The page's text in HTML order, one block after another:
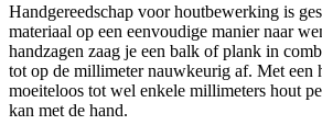
Handgereedschap voor houtbewerking is
materiaal op een eenvoudige manier naar
handzagen zaag je een balk of plank in
tot op de millimeter nauwkeurig af. Met een
moeiteloos tot wel enkele millimeters hout
kan met de hand.